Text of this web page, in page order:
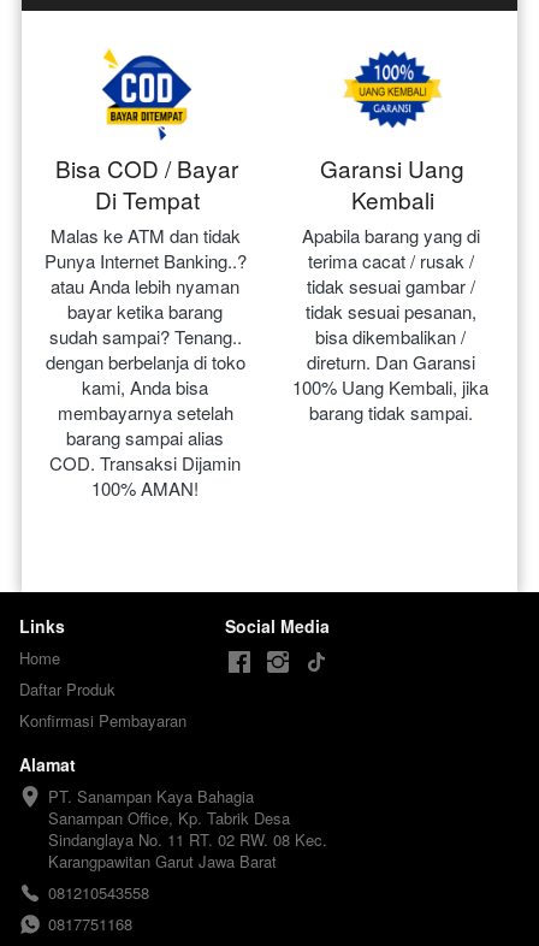
Bisa COD / Bayar
Di Tempat
Malas ke ATM dan tidak
Punya Internet Banking..?
atau Anda lebih nyaman
bayar ketika barang
sudah sampai? Tenang..
dengan berbelanja di toko
kami, Anda bisa
membayarnya setelah
barang sampai alias
COD. Transaksi Dijamin
100% AMAN!
Garansi Uang
Kembali
Apabila barang yang di
terima cacat / rusak /
tidak sesuai gambar /
tidak sesuai pesanan,
bisa dikembalikan /
direturn. Dan Garansi
100% Uang Kembali, jika
barang tidak sampai.
Links
Home
Daftar Produk
Konfirmasi Pembayaran
Social Media
Alamat
PT. Sanampan Kaya Bahagia
Sanampan Office, Kp. Tabrik Desa
Sindanglaya No. 11 RT. 02 RW. 08 Kec.
Karangpawitan Garut Jawa Barat
081210543558
0817751168